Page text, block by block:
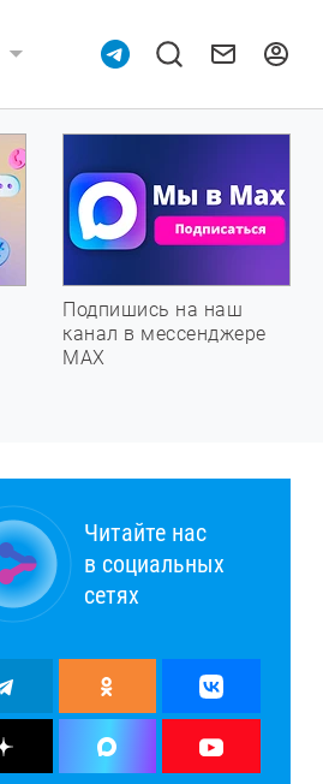
Подпишись на наш
канал в мессенджере
МАХ
Читайте нас
в социальных
сетях